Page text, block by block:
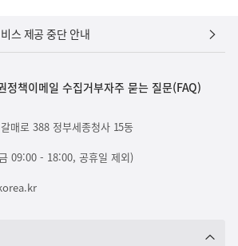
스 제공 중단 안내
정책이메일 수집거부자주 묻는 질문(FAQ)
매로 388 정부세종청사 15동
09:00 - 18:00, 공휴일 제외)